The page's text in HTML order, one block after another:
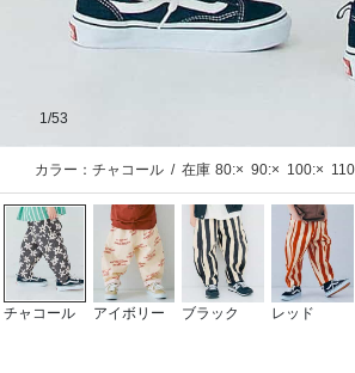
1 /53
カラー：チャコール / 在庫 80:× 90:× 100:×
チャコール アイボリー ブラック レッド